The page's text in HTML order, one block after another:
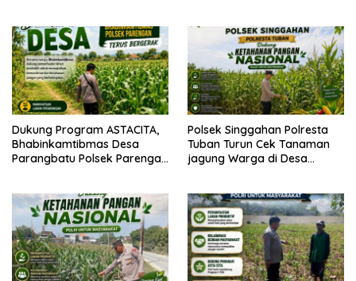
Dukung Program ASTACITA,
Bhabinkamtibmas Desa
Parangbatu Polsek Parengan
Di Desa Parangbatu Kec.
Parengan
Polsek Singgahan Polresta
Tuban Turun Cek Tanaman
jagung Warga di Desa